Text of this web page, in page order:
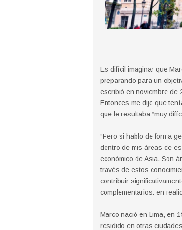
Es difícil imaginar que
preparando para un
escribió en noviembre de
Entonces me dijo que
que le resultaba “muy
“Pero si hablo de forma
dentro de mis áreas de
económico de Asia. Son
través de estos
contribuir
complementarios: en
Marco nació en Lima, en
residido en otras